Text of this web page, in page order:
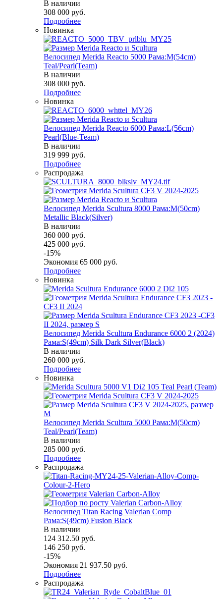
В наличии
308 000 руб.
Подробнее
Новинка
Велосипед Merida Reacto 5000 Рама:M(54cm)
Teal/Pearl(Team)
В наличии
308 000 руб.
Подробнее
Новинка
Велосипед Merida Reacto 6000 Рама:L(56cm)
Pearl(Blue-Team)
В наличии
319 999 руб.
Подробнее
Распродажа
Велосипед Merida Scultura 8000 Рама:M(50cm)
Metallic Black(Silver)
В наличии
360 000 руб.
425 000 руб.
-15%
Экономия 65 000 руб.
Подробнее
Новинка
Велосипед Merida Scultura Endurance 6000 2 (2024)
Рама:S(49cm) Silk Dark Silver(Black)
В наличии
260 000 руб.
Подробнее
Новинка
Велосипед Merida Scultura 5000 Рама:M(50cm)
Teal/Pearl(Team)
В наличии
285 000 руб.
Подробнее
Распродажа
Велосипед Titan Racing Valerian Comp
Рама:S(49cm) Fusion Black
В наличии
124 312.50 руб.
146 250 руб.
-15%
Экономия 21 937.50 руб.
Подробнее
Распродажа